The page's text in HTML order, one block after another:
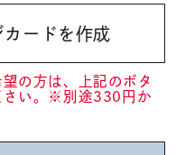
カードを作成
の方は、上記のボタ
さい。※別途330円か